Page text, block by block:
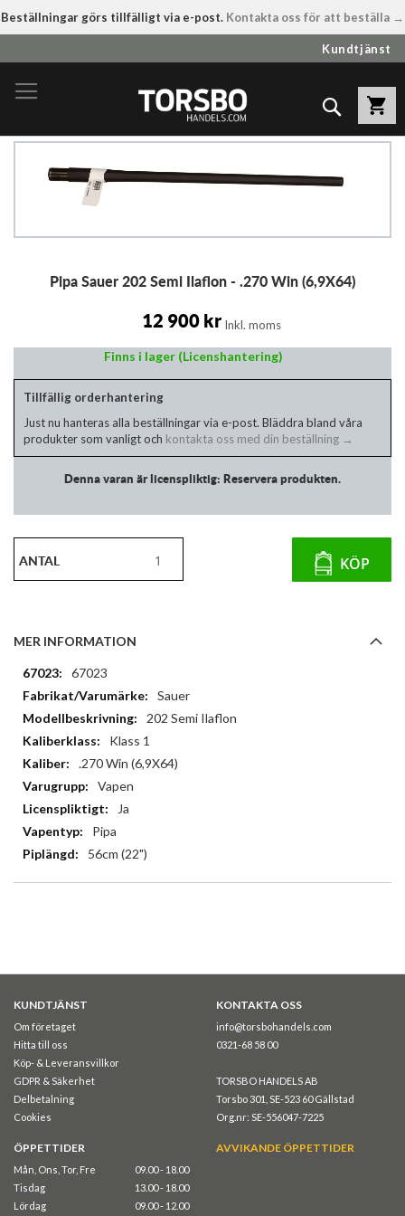
Beställningar görs tillfälligt via e-post. Kontakta oss för att beställa →
till
innehållet
Kundtjänst
Sök
Pipa Sauer 202 Semi Ilaflon - .270 Win (6,9X64)
12 900 kr Inkl. moms
Finns i lager (Licenshantering)
Tillfällig orderhantering
Just nu hanteras alla beställningar via e-post. Bläddra bland våra
produkter som vanligt och kontakta oss med din beställning →
Denna varan är licenspliktig: Reservera produkten.
ANTAL KÖP
MER INFORMATION
Mer
information
67023
Sauer
202 Semi Ilaflon
Klass 1
.270 Win (6,9X64)
Vapen
Ja
Pipa
56cm (22")
KUNDTJÄNST
Om företaget
Hitta till oss
Köp- & Leveransvillkor
GDPR & Säkerhet
Delbetalning
Cookies
KONTAKTA OSS
info@torsbohandels.com
0321-68 58 00
TORSBO HANDELS AB
Torsbo 301, SE-523 60 Gällstad
Org.nr: SE-556047-7225
ÖPPETTIDER
Mån, Ons, Tor, Fre
09.00 - 18.00
Tisdag
13.00 - 18.00
Lördag
09.00 - 12.00
AVVIKANDE ÖPPETTIDER